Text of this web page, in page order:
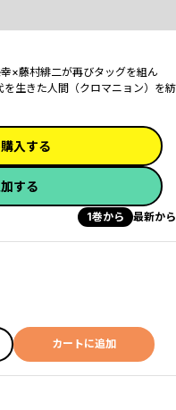
×藤村緋二が再びタッグを組ん
生きた人間（クロマニョン）を紡
入する
する
1巻から 最新から
カートに追加